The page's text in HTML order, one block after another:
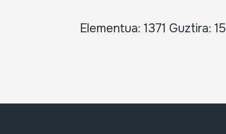
Elementua: 1371 Guztira: